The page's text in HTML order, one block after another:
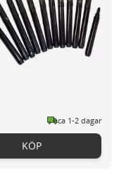
ca 1-2 dagar
KÖP